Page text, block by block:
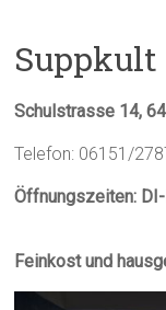
Suppkult
Schulstrasse 14,
Telefon: 06151/
Öffnungszeiten:
Feinkost und